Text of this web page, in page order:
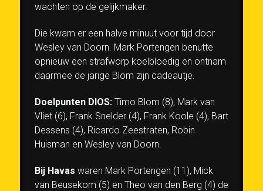
wachten op de gelijkmaker.
Die kwam er een halve minuut voor tijd door
Wesley van Doorn. Mark Portengen benutte
opnieuw een strafworp koelbloedig en ontnam
daarmee de jarige Blom zijn cadeautje.
Doelpunten DIOS:Timo Blom (8), Mark van
Vliet (6), Frank Snelder (4), Frank Koole (4), Bart
Dessens (4), Ricardo Zeestraten, Robin
Huisman en Wesley van Doorn.
Bij Havas waren Mark Portengen (11), Mick
van Beusekom (5) en Theo van den Berg (4) de